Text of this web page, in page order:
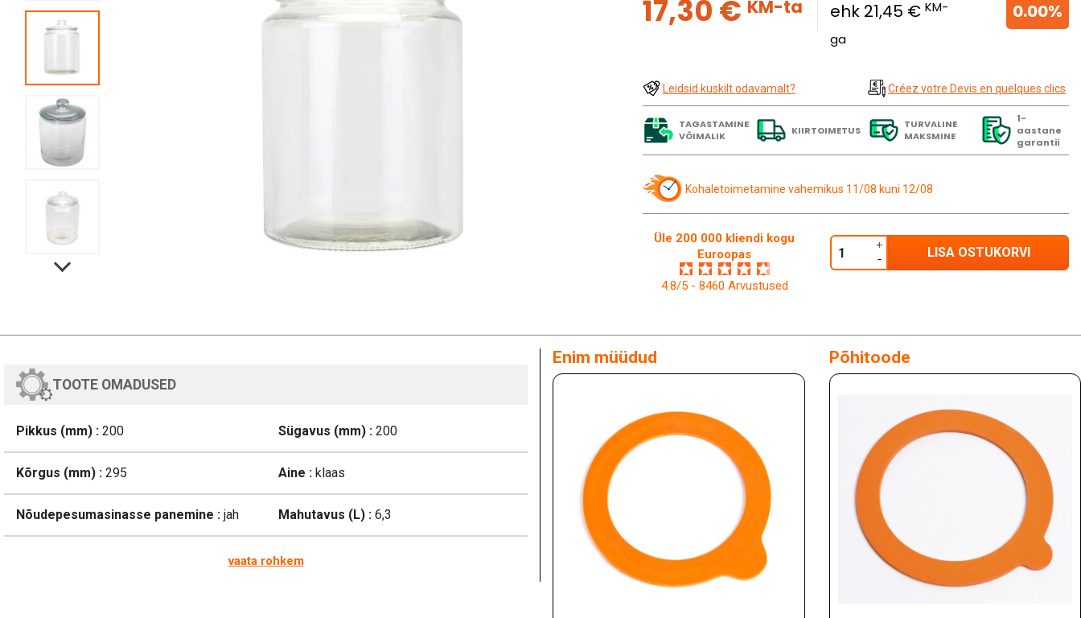
17,30 € KM-ta ehk 21,45 €KM-
ga
0.00%
Leidsid kuskilt odavamalt? Créez votre Devis en quelques clics
TAGASTAMINE
VÕIMALIK
KIIRTOIMETUS
TURVALINE
MAKSMINE
1-
aastane
garantii
Kohaletoimetamine vahemikus 11/08 kuni 12/08
Üle 200 000 kliendi kogu
Euroopas
4.8/5 - 8460 Arvustused
LISA OSTUKORVI
TOOTE OMADUSED
Pikkus (mm) : 200 Sügavus (mm) :200
Kõrgus (mm) : 295 Aine :klaas
Nõudepesumasinasse panemine : jah Mahutavus (L) :6,3
vaata rohkem
Enim müüdud Põhitoode